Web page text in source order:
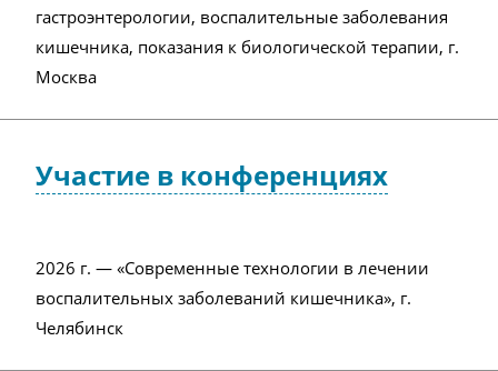
гастроэнтерологии, воспалительные заболевания
кишечника, показания к биологической терапии, г.
Москва
Участие в конференциях
2026 г. — «Современные технологии в лечении
воспалительных заболеваний кишечника», г.
Челябинск